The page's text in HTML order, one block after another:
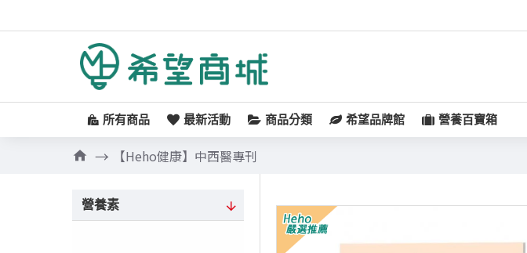
所有商品 最新活動 商品分類 希望品牌館 營養百寶箱
【Heho健康】中西醫專刊
營養素